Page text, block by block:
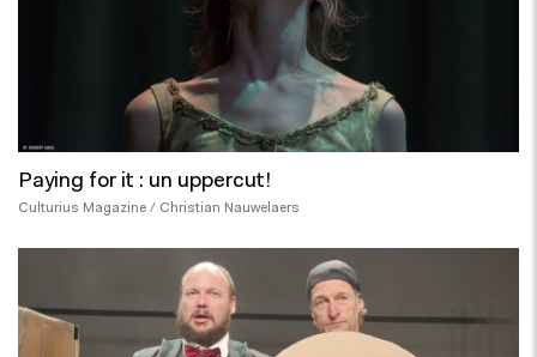
Paying for it : un uppercut!
Culturius Magazine / Christian Nauwelaers